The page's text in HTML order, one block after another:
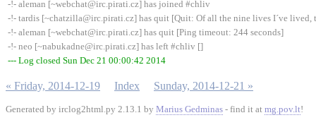
-!- aleman [~webchat@irc.pirati.cz] has joined #chliv
-!- tardis [~chatzilla@irc.pirati.cz] has quit [Quit: Of all the nine lives I´ve lived,
-!- aleman [~webchat@irc.pirati.cz] has quit [Ping timeout: 244 seconds]
-!- neo [~nabukadne@irc.pirati.cz] has left #chliv []
--- Log closed Sun Dec 21 00:00:42 2014
« Friday, 2014-12-19 Index Sunday, 2014-12-21 »
Generated by irclog2html.py 2.13.1 by Marius Gedminas - find it at mg.pov.lt!